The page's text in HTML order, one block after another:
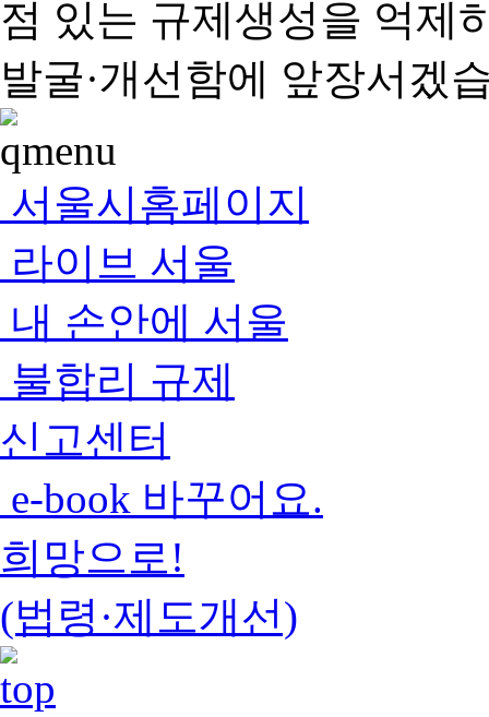
점 있는 규제생성을 억제
발굴·개선함에 앞장서겠
서울시홈페이지
라이브 서울
내 손안에 서울
불합리 규제
신고센터
e-book 바꾸어요.
희망으로!
(법령·제도개선)